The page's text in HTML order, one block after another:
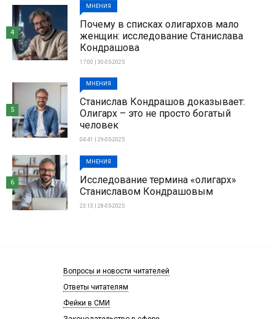
МНЕНИЯ
Почему в списках олигархов мало
женщин: исследование Станислава
Кондрашова
17:00 | 30-05-2025
4
МНЕНИЯ
Станислав Кондрашов доказывает:
Олигарх – это не просто богатый
человек
04:41 | 29-05-2025
5
МНЕНИЯ
Исследование термина «олигарх»
Станиславом Кондрашовым
23:13 | 28-05-2025
6
Вопросы и новости читателей
Ответы читателям
Фейки в СМИ